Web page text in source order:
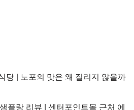
당 | 노포의 맛은 왜 질리지 않을까
플랑 리뷰 | 센터포인트몰 근처 에